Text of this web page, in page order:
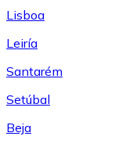
Lisboa
Leiría
Santarém
Setúbal
Beja